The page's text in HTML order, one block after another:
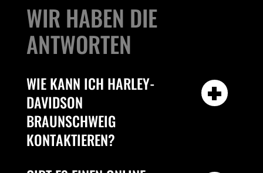
WIR HABEN DIE
ANTWORTEN
WIE KANN ICH HARLEY-
DAVIDSON
BRAUNSCHWEIG
KONTAKTIEREN?